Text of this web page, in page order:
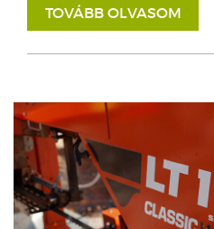
TOVÁBB OLVASOM